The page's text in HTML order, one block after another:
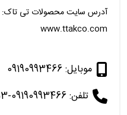
آدرس سایت محصولات تی تاک:
www.ttakco.com
موبایل: 09190993466
تلفن: 09190993466-09197443453